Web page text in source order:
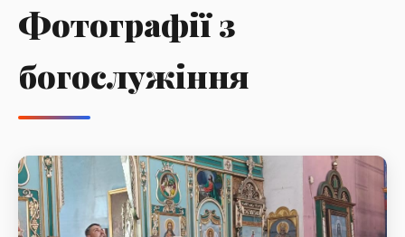
Фотографії з
богослужіння